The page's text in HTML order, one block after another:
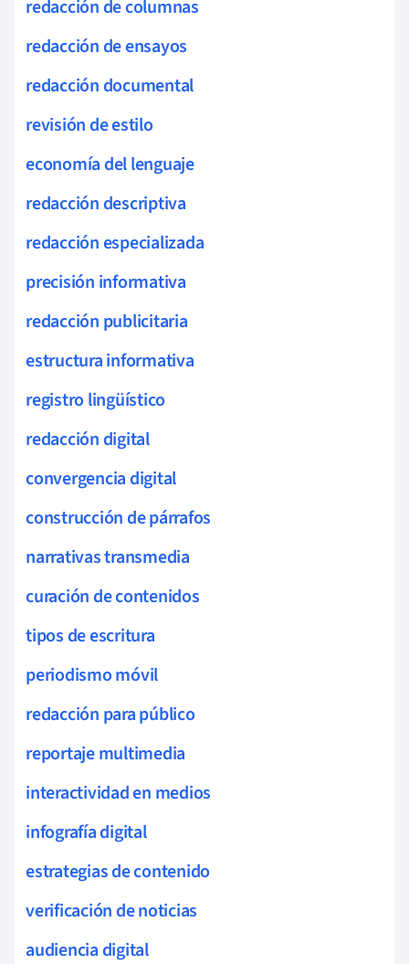
redacción de columnas
redacción de ensayos
redacción documental
revisión de estilo
economía del lenguaje
redacción descriptiva
redacción especializada
precisión informativa
redacción publicitaria
estructura informativa
registro lingüístico
redacción digital
convergencia digital
construcción de párrafos
narrativas transmedia
curación de contenidos
tipos de escritura
periodismo móvil
redacción para público
reportaje multimedia
interactividad en medios
infografía digital
estrategias de contenido
verificación de noticias
audiencia digital